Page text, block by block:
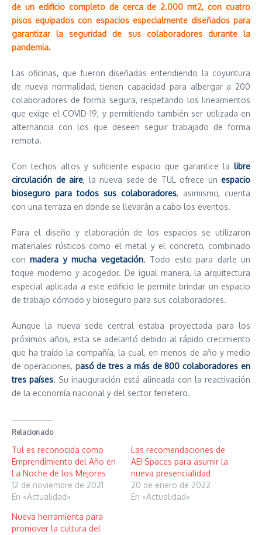
de un edificio completo de cerca de 2.000 mt2, con cuatro
pisos equipados con espacios especialmente diseñados para
garantizar la seguridad de sus colaboradores durante la
pandemia.
Las oficinas, que fueron diseñadas entendiendo la coyuntura
de nueva normalidad, tienen capacidad para albergar a 200
colaboradores de forma segura, respetando los lineamientos
que exige el COVID-19, y permitiendo también ser utilizada en
alternancia con los que deseen seguir trabajado de forma
remota.
Con techos altos y suficiente espacio que garantice la libre
circulación de aire, la nueva sede de TUL ofrece un espacio
bioseguro para todos sus colaboradores, asimismo, cuenta
con una terraza en donde se llevarán a cabo los eventos.
Para el diseño y elaboración de los espacios se utilizaron
materiales rústicos como el metal y el concreto, combinado
conmadera y mucha vegetación. Todo esto para darle un
toque moderno y acogedor. De igual manera, la arquitectura
especial aplicada a este edificio le permite brindar un espacio
de trabajo cómodo y bioseguro para sus colaboradores.
Aunque la nueva sede central estaba proyectada para los
próximos años, esta se adelantó debido al rápido crecimiento
que ha traído la compañía, la cual, en menos de año y medio
de operaciones, pasó de tres a más de 800 colaboradores en
tres países. Su inauguración está alineada con la reactivación
de la economía nacional y del sector ferretero.
Relacionado
Tul es reconocida como
Emprendimiento del Año en
La Noche de los Mejores
12 de noviembre de 2021
En «Actualidad»
Las recomendaciones de
AEI Spaces para asumir la
nueva presencialidad
20 de enero de 2022
En «Actualidad»
Nueva herramienta para
promover la cultura del